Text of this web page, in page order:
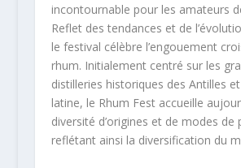
incontournable pour les amateurs
Reflet des tendances et de
le festival célèbre l’engouement
rhum. Initialement centré sur les
distilleries historiques des Antilles et
latine, le Rhum Fest accueille
diversité d’origines et de modes de
reflétant ainsi la diversification du